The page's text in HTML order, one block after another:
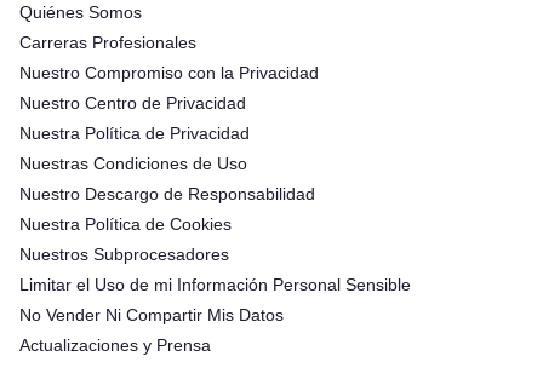
Quiénes Somos
Carreras Profesionales
Nuestro Compromiso con la Privacidad
Nuestro Centro de Privacidad
Nuestra Política de Privacidad
Nuestras Condiciones de Uso
Nuestro Descargo de Responsabilidad
Nuestra Política de Cookies
Nuestros Subprocesadores
Limitar el Uso de mi Información Personal Sensible
No Vender Ni Compartir Mis Datos
Actualizaciones y Prensa